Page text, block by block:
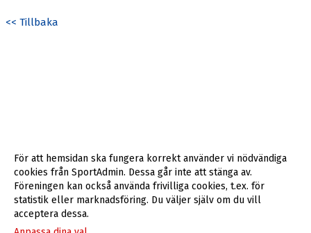
<< Tillbaka
För att hemsidan ska fungera korrekt använder vi nödvändiga
cookies från SportAdmin. Dessa går inte att stänga av.
Föreningen kan också använda frivilliga cookies, t.ex. för
statistik eller marknadsföring. Du väljer själv om du vill
acceptera dessa.